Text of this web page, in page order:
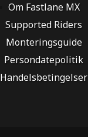
Om Fastlane MX
Supported Riders
Monteringsguide
Persondatepolitik
Handelsbetingelser